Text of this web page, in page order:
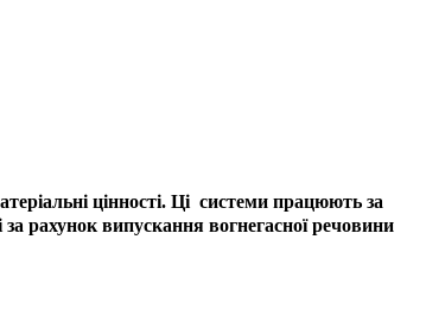
цінності. Ці системи працюють за
рахунок випускання вогнегасної речовини